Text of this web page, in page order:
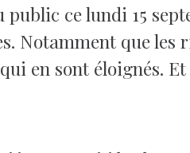
ce lundi 15
Notamment que les
en sont éloignés.